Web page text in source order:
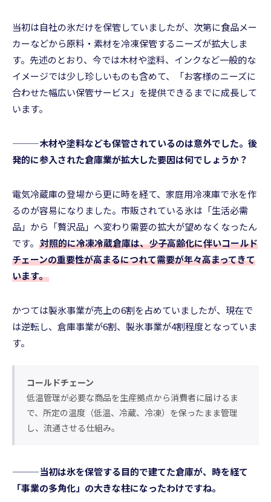
当初は自社の氷だけを保管していましたが、次第に食品メー
カーなどから原料・素材を冷凍保管するニーズが拡大しま
す。先述のとおり、今では木材や塗料、インクなど一般的な
イメージでは少し珍しいものも含めて、「お客様のニーズに
合わせた幅広い保管サービス」を提供できるまでに成長して
います。
———木材や塗料なども保管されているのは意外でした。後
発的に参入された倉庫業が拡大した要因は何でしょうか？
電気冷蔵庫の登場から更に時を経て、家庭用冷凍庫で氷を作
るのが容易になりました。市販されている氷は「生活必需
品」から「贅沢品」へ変わり需要の拡大が望めなくなったん
です。 対照的に冷凍冷蔵倉庫は、少子高齢化に伴いコールド
チェーンの重要性が高まるにつれて需要が年々高まってきて
います。
かつては製氷事業が売上の6割を占めていましたが、現在で
は逆転し、倉庫事業が6割、製氷事業が4割程度となっていま
す。
コールドチェーン
低温管理が必要な商品を生産拠点から消費者に届けるま
で、所定の温度（低温、冷蔵、冷凍）を保ったまま管理
し、流通させる仕組み。
———当初は氷を保管する目的で建てた倉庫が、時を経て
「事業の多角化」の大きな柱になったわけですね。